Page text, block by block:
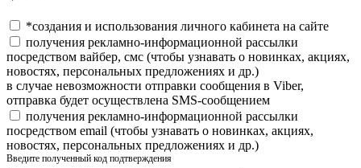
*создания и использования личного кабинета на сайте
получения рекламно-информационной рассылки
посредством вайбер, смс (чтобы узнавать о новинках, акциях,
новостях, персональных предложениях и др.)
в случае невозможности отправки сообщения в Viber,
отправка будет осуществлена SMS-сообщением
получения рекламно-информационной рассылки
посредством email (чтобы узнавать о новинках, акциях,
новостях, персональных предложениях и др.)
Введите полученный код подтверждения